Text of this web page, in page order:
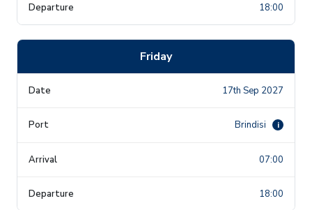
18:00
Friday
17th Sep 2027
Brindisi i
07:00
18:00